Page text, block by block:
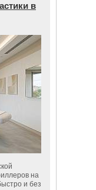
в
на
и без